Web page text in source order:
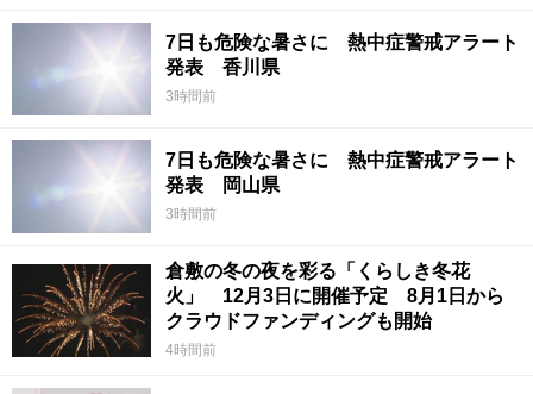
7日も危険な暑さに 熱中症警戒アラート
発表 香川県
3時間前
7日も危険な暑さに 熱中症警戒アラート
発表 岡山県
3時間前
倉敷の冬の夜を彩る「くらしき冬花
火」 12月3日に開催予定 8月1日から
クラウドファンディングも開始
4時間前